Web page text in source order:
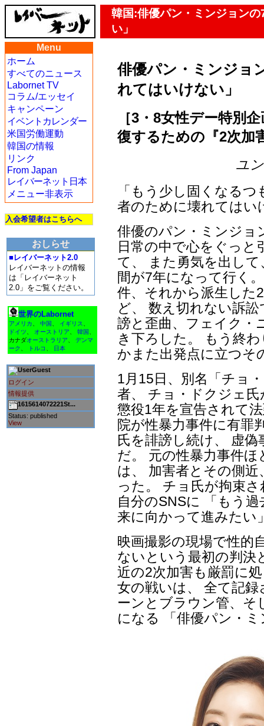
韓国:俳優パン・ミンジョン
い」
Menu
ホーム
すべてのニュース
Labornet TV
コラム/エッセイ
キャンペーン
イベントカレンダー
米国労働運動
韓国の情報
リンク
From Japan
レイバーネット日本
メニュー非表示
入会希望者はこちらへ
おしらせ
■レイバーネット2.0
レイバーネットの情報
は「レイバーネット
2.0」をご覧ください。
世界のLabornet
アメリカ 中国 イギリス
ドイツ
オーストリア 韓国
カナダオーストラリア
デンマ
ーク
トルコ 日本
Guest
ログイン
情報提供
1615614072221St...
Status: published
View
俳優パン・ミンジョ
れてはいけない」
［3・8女性デー特別
復するための『2次加
ユ
「もう少し固くなる
者のために壊れてはい
俳優のパン・ミンジョ
日常の中で心をぐっと
て、 また勇気を出し
間が7年になって行く
件、それから派生した
ど、 数え切れない訴
謗と歪曲、フェイク・
き下ろした。 もう終
かまた出発点に立つそ
1月15日、別名「チョ
者、 チョ・ドクジェ
懲役1年を宣告されて
院が性暴力事件に有罪
氏を誹謗し続け、 虚
だ。 元の性暴力事件
は、 加害者とその側
った。 チョ氏が拘束
自分のSNSに 「もう
来に向かって進みたい
映画撮影の現場で性的
ないという最初の判決
近の2次加害も厳罰に
女の戦いは、 全て記
ーンとブラウン管、そ
になる 「俳優パン・